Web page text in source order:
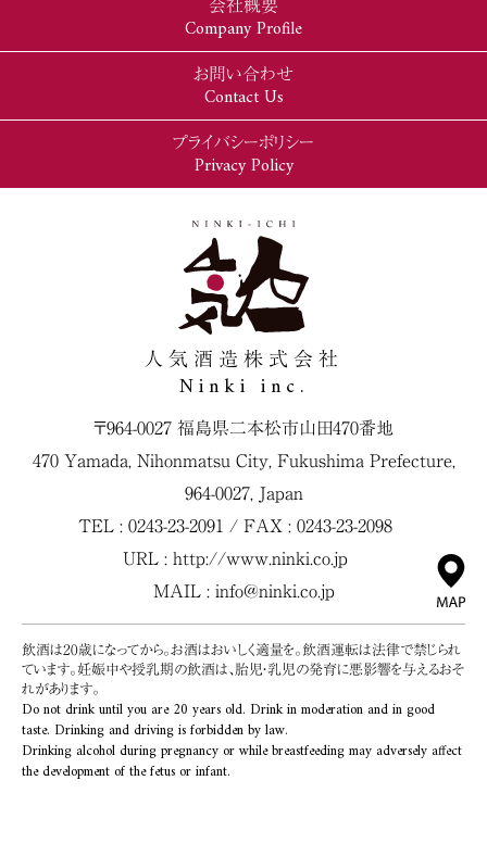
会社概要
Company Profile
お問い合わせ
Contact Us
プライバシーポリシー
Privacy Policy
人気酒造株式会社
Ninki inc.
〒964-0027 福島県二本松市山田470番地
470 Yamada, Nihonmatsu City, Fukushima Prefecture,
964-0027, Japan
TEL : 0243-23-2091 / FAX : 0243-23-2098
URL : http://www.ninki.co.jp
MAIL : info@ninki.co.jp
飲酒は20歳になってから。お酒はおいしく適量を。飲酒運転は法律で禁じられ
ています。妊娠中や授乳期の飲酒は、胎児・乳児の発育に悪影響を与えるおそ
れがあります。
Do not drink until you are 20 years old. Drink in moderation and in good
taste. Drinking and driving is forbidden by law.
Drinking alcohol during pregnancy or while breastfeeding may adversely affect
the development of the fetus or infant.